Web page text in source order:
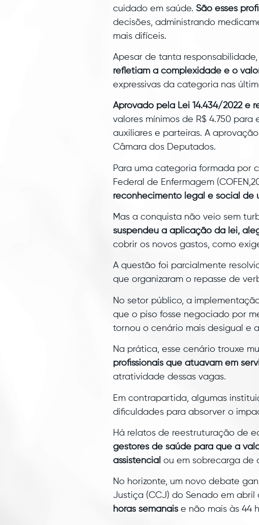
cuidado em saúde. São esses
decisões, administrando
mais difíceis.
Apesar de tanta responsabilidade,
refletiam a complexidade e o
expressivas da categoria nas
Aprovado pela Lei 14.434/2022 e
valores mínimos de R$ 4.750 para
auxiliares e parteiras. A
Câmara dos Deputados.
Para uma categoria formada por
Federal de Enfermagem
reconhecimento legal e social de
Mas a conquista não veio sem
suspendeu a aplicação da lei,
cobrir os novos gastos, como
A questão foi parcialmente
que organizaram o repasse de
No setor público, a
que o piso fosse negociado por
tornou o cenário mais desigual e
Na prática, esse cenário trouxe
profissionais que atuavam em
atratividade dessas vagas.
Em contrapartida, algumas
dificuldades para absorver o
Há relatos de reestruturação de
gestores de saúde para que a
assistencial ou em sobrecarga de
No horizonte, um novo debate
Justiça (CCJ) do Senado em abril
horas semanaise não mais às 44